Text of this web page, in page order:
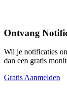
Ontvang
Wil je notificaties
dan een gratis
Gratis Aanmelden